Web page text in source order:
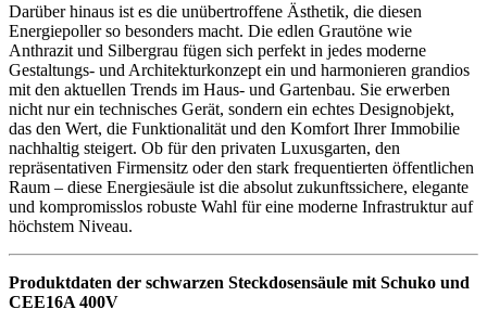
Darüber hinaus ist es die unübertroffene Ästhetik, die diesen
Energiepoller so besonders macht. Die edlen Grautöne wie
Anthrazit und Silbergrau fügen sich perfekt in jedes moderne
Gestaltungs- und Architekturkonzept ein und harmonieren grandios
mit den aktuellen Trends im Haus- und Gartenbau. Sie erwerben
nicht nur ein technisches Gerät, sondern ein echtes Designobjekt,
das den Wert, die Funktionalität und den Komfort Ihrer Immobilie
nachhaltig steigert. Ob für den privaten Luxusgarten, den
repräsentativen Firmensitz oder den stark frequentierten öffentlichen
Raum – diese Energiesäule ist die absolut zukunftssichere, elegante
und kompromisslos robuste Wahl für eine moderne Infrastruktur auf
höchstem Niveau.
Produktdaten der schwarzen Steckdosensäule mit Schuko und
CEE16A 400V